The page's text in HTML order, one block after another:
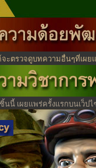
ตรวจดูบทความอื่นๆที่เผ
ได้จากตรงนี้
นนี้ เผยแพร่ครั้งแรกบนเว็
การ